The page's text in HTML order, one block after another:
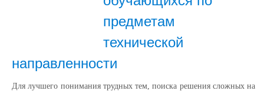
предметам
технической
направленности
Для лучшего понимания трудных тем, поиска решения сложных на